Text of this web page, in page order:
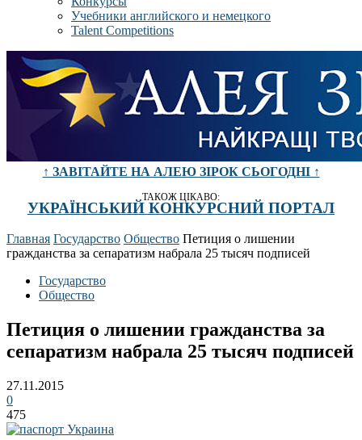
Учебники английского и немецкого
Talent Competitions
↑ ЗАВІТАЙТЕ НА АЛЕЮ ЗІРОК СЬОГОДНІ ↑
ТАКОЖ ЦІКАВО:
УКРАЇНСЬКИЙ КОНКУРСНИЙ ПОРТАЛ
Главная Государство Общество Петиция о лишении
гражданства за сепаратизм набрала 25 тысяч подписей
Государство
Общество
Петиция о лишении гражданства за
сепаратизм набрала 25 тысяч подписей
27.11.2015
0
475